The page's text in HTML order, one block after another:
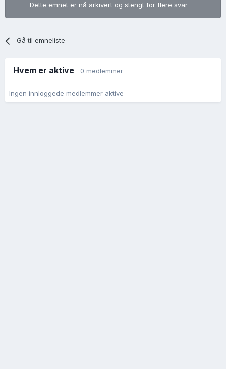
Dette emnet er nå arkivert og stengt for flere svar
Gå til emneliste
Hvem er aktive 0 medlemmer
Ingen innloggede medlemmer aktive